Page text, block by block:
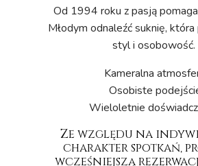
Od 1994 roku z pasją
Młodym odnaleźć suknię,
styl i osobowość.
Kameralna
Osobiste
Wieloletnie
Ze względu na
charakter spotkań,
wcześniejszą